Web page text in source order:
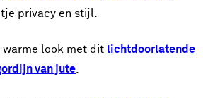
privacy en stijl.
warme look met dit lichtdoorlatende
van jute